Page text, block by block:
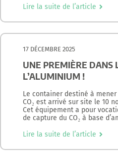
Lire la suite de l’article
17 DÉCEMBRE 2025
UNE PREMIÈRE DANS
L’ALUMINIUM !
Le container destiné à
CO₂ est arrivé sur site le 10
Cet équipement a pour
de capture du CO₂ à base
Lire la suite de l’article